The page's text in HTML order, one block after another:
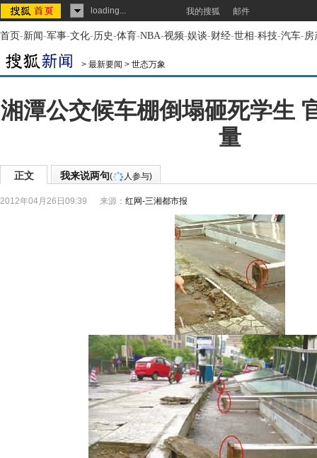
loading... 我的搜狐 邮件
首页-新闻-军事-文化-历史-体育-NBA-视频-娱谈-财经-世相-科技-汽车-房
> 最新要闻 > 世态万象
湘潭公交候车棚倒塌砸死学生
量
正文 我来说两句( 人参与)
2012年04月26日09:39 来源： 红网-三湘都市报